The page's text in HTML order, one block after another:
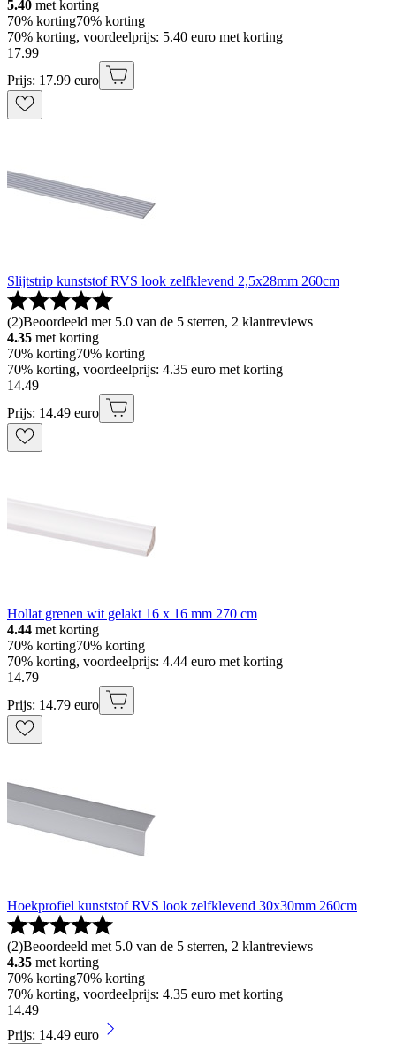
5.40 met korting
70% korting70% korting
70% korting, voordeelprijs: 5.40 euro met korting
17.99
Prijs: 17.99 euro
Slijtstrip kunststof RVS look zelfklevend 2,5x28mm 260cm
(2)Beoordeeld met 5.0 van de 5 sterren, 2 klantreviews
4.35 met korting
70% korting70% korting
70% korting, voordeelprijs: 4.35 euro met korting
14.49
Prijs: 14.49 euro
Hollat grenen wit gelakt 16 x 16 mm 270 cm
4.44 met korting
70% korting70% korting
70% korting, voordeelprijs: 4.44 euro met korting
14.79
Prijs: 14.79 euro
Hoekprofiel kunststof RVS look zelfklevend 30x30mm 260cm
(2)Beoordeeld met 5.0 van de 5 sterren, 2 klantreviews
4.35 met korting
70% korting70% korting
70% korting, voordeelprijs: 4.35 euro met korting
14.49
Prijs: 14.49 euro